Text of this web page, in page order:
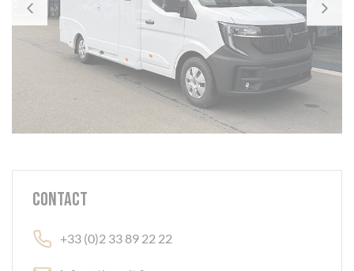
Contact
+33 (0)2 33 89 22 22